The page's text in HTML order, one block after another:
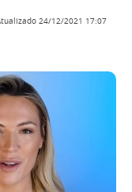
24/12/2021 17:07